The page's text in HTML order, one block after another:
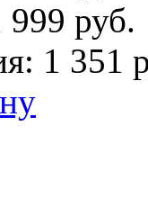
999 руб.
1 351